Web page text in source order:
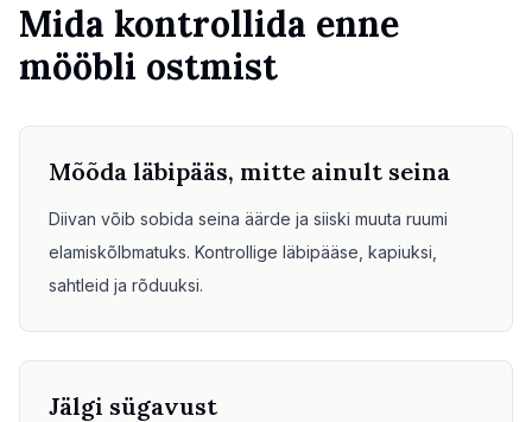
Mida kontrollida enne
mööbli ostmist
Mõõda läbipääs, mitte ainult seina
Diivan võib sobida seina äärde ja siiski muuta ruumi
elamiskõlbmatuks. Kontrollige läbipääse, kapiuksi,
sahtleid ja rõduuksi.
Jälgi sügavust